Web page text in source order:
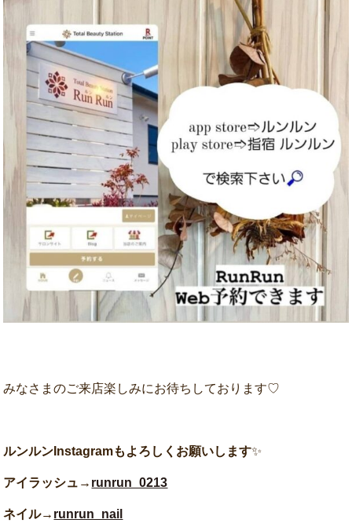
みなさまのご来店楽しみにお待ちしております♡
ルンルンInstagramもよろしくお願いします✨
アイラッシュ→ runrun_0213
ネイル→ runrun_nail